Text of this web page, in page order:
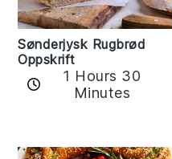
Sønderjysk Rugbrød
Oppskrift
1 Hours 30
Minutes